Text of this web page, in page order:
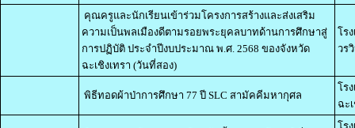
คุณครูและนักเรียนเข้าร่วมโครงการสร้างและส่งเสริม
ความเป็นพลเมืองดีตามรอยพระยุคลบาทด้านการศึกษาสู่
การปฏิบัติ ประจำปีงบประมาณ พ.ศ. 2568 ของจังหวัด
ฉะเชิงเทรา (วันที่สอง)
โร
วร
พิธีทอดผ้าป่าการศึกษา 77 ปี SLC สามัคคีมหากุศล
โร
ฉะ